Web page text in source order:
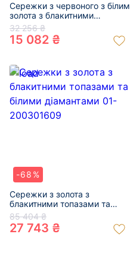
Сережки з червоного з білим
золота з блакитними
топазами та цирконом 01-
200338808
32 256 ₴
15 082 ₴
-68%
Сережки з золота з
блакитними топазами та
білими діамантами 01-
200301609
85 404 ₴
27 743 ₴